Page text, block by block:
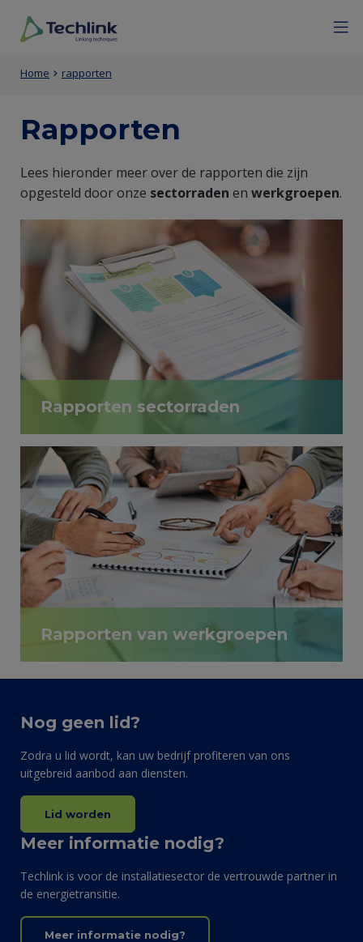
menu
Primaire
van
pagina
Entity
(Content)
Kruimelpad
Home rapporten
Rapporten
Entity
view
(Content)
Lees hieronder meer over de rapporten die zijn
opgesteld door onze sectorraden en werkgroepen.
Rapporten sectorraden
Lorem ipsum dolor sit amet
Rapporten van werkgroepen
Nog geen lid?
Zodra u lid wordt, kan uw bedrijf profiteren van ons
uitgebreid aanbod aan diensten.
Lid worden
Meer informatie nodig?
Techlink is voor de installatiesector de vertrouwde partner in
de energietransitie.
Meer informatie nodig?